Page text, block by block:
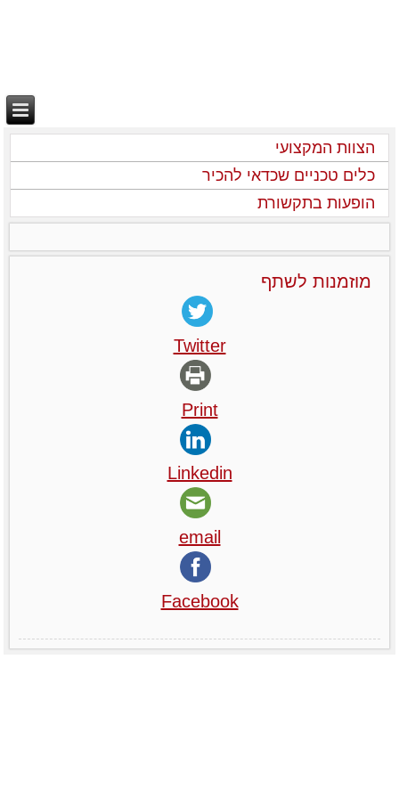
הצוות המקצועי
כלים טכניים שכדאי להכיר
הופעות בתקשורת
מוזמנות לשתף
Twitter
Print
Linkedin
email
Facebook